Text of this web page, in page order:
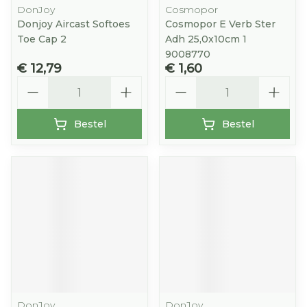
DonJoy
Donjoy Aircast Softoes
Toe Cap 2
€ 12,79
Bestel
Cosmopor
Cosmopor E Verb Ster
Adh 25,0x10cm 1
9008770
€ 1,60
Bestel